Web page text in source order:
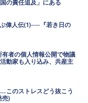
の責任追及」にある
偉人伝(1)──『若き日の
者の個人情報公開で物議
動家も入り込み、共産主
このストレスどう抜こう
売)